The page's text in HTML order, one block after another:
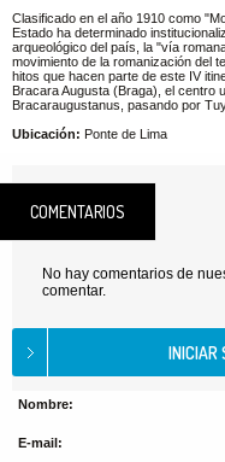
Clasificado en el año 1910 como
Estado ha determinado
arqueológico del país, la "vía
movimiento de la romanización del
hitos que hacen parte de este IV
Bracara Augusta (Braga), el centro
Bracaraugustanus, pasando por
Ubicación: Ponte de Lima
COMENTARIOS
No hay comentarios de
comentar.
Nombre:
E-mail: